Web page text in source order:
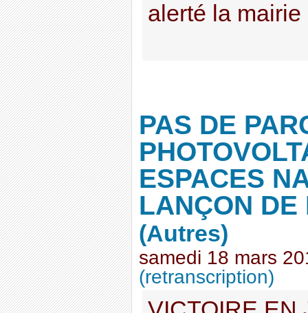
alerté la
PAS DE
ESPACES
LANÇON DE
(Autres)
samedi 18 mars
(retranscription)